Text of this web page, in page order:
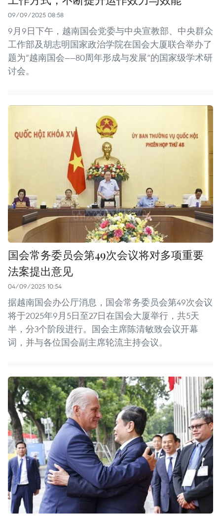
09/09/2025 08:58
9月9日下午，越南国会党委与中央宣教部、中央群众
工作部及胡志明国家政治学院在国会大厦联合举办了
题为“越南国会——80周年形成与发展”的国家级学术研
讨会。
国会常务委员会第49次会议将对多项重要
法案提出意见
04/09/2025 10:54
据越南国会办公厅消息，国会常务委员会第49次会议
将于2025年9月5日至27日在国会大厦举行，共5天
半，分3个阶段进行。国会主席陈清敏致会议开幕
词，并与各位国会副主席轮流主持会议。